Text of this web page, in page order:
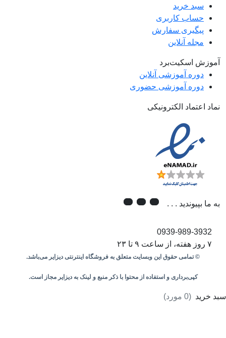
سبد خرید
حساب کاربری
پیگیری سفارش
مجله آنلاین
آموزش اسکیت‌برد
دوره آموزشی آنلاین
دوره آموزشی حضوری
نماد اعتماد الکترونیکی
به ما بپیوندید . . .
0939-989-3932
۷ روز هفته، از ساعت ۹ تا ۲۳
© تمامی حقوق این وبسایت متعلق به فروشگاه اینترنتی دیزایر می‌باشد.
کپی‌برداری و استفاده از محتوا با ذکر منبع و لینک به دیزایر مجاز است.
سبد خرید (
0 مورد)